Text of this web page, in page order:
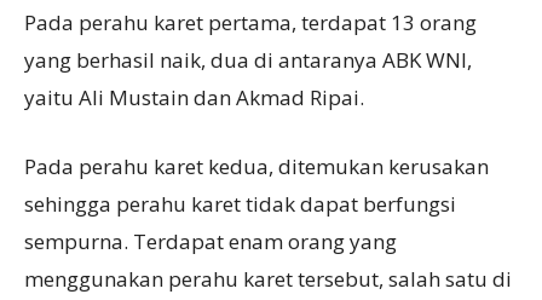
Pada perahu karet pertama, terdapat 13 orang
yang berhasil naik, dua di antaranya ABK WNI,
yaitu Ali Mustain dan Akmad Ripai.
Pada perahu karet kedua, ditemukan kerusakan
sehingga perahu karet tidak dapat berfungsi
sempurna. Terdapat enam orang yang
menggunakan perahu karet tersebut, salah satu di